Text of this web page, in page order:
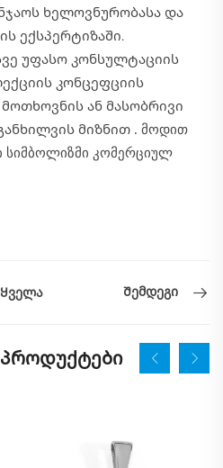
ხელოვნურობასა და
ექსპერტიზაში.
უფასო კონსულტაციის
კონცეფციის
ან მასობრივი
მიზნით . მოდით
კომერციულ
Ყველა Შემდეგი